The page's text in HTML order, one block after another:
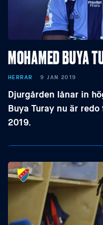
MOHAMED BUYA
HERRAR 9 JAN 2019
Djurgården lånar in
Buya Turay nu är
2019.